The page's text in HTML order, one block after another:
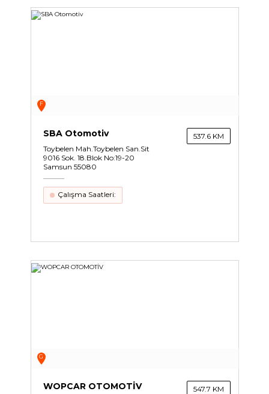
F
SBA Otomotiv
Toybelen Mah.Toybelen San.Sit
9016 Sok. 18.Blok No:19-20
Samsun 55080
537.6 KM
Çalışma Saatleri:
G
WOPCAR OTOMOTİV 547.7 KM